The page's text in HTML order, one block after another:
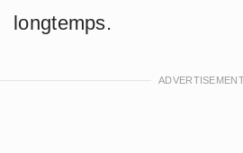
longtemps.